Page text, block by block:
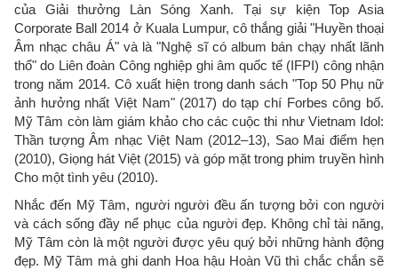
của Giải thưởng Làn Sóng Xanh. Tại sự kiện Top Asia
Corporate Ball 2014 ở Kuala Lumpur, cô thắng giải "Huyền thoại
Âm nhạc châu Á" và là "Nghệ sĩ có album bán chạy nhất lãnh
thổ" do Liên đoàn Công nghiệp ghi âm quốc tế (IFPI) công nhận
trong năm 2014. Cô xuất hiện trong danh sách "Top 50 Phụ nữ
ảnh hưởng nhất Việt Nam" (2017) do tạp chí Forbes công bố.
Mỹ Tâm còn làm giám khảo cho các cuộc thi như Vietnam Idol:
Thần tượng Âm nhạc Việt Nam (2012–13), Sao Mai điểm hẹn
(2010), Giọng hát Việt (2015) và góp mặt trong phim truyền hình
Cho một tình yêu (2010).
Nhắc đến Mỹ Tâm, người người đều ấn tượng bởi con người
và cách sống đầy nể phục của người đẹp. Không chỉ tài năng,
Mỹ Tâm còn là một người được yêu quý bởi những hành động
đẹp. Mỹ Tâm mà ghi danh Hoa hậu Hoàn Vũ thì chắc chắn sẽ